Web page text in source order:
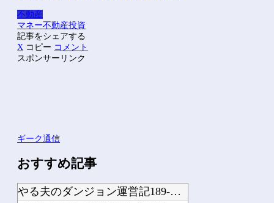
不動産
マネー不動産投資
記事をシェアする
X コピー コメント
スポンサーリンク
ギーク通信
おすすめ記事
やる夫のダンジョン運営記189-雑談所ネタ 第123話「なぜなにキャス狐さん・世...